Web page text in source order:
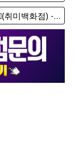
┼ミ존클올레이디방.comミ┼존클❤️‍🔥(취미백화점) - 단톡방